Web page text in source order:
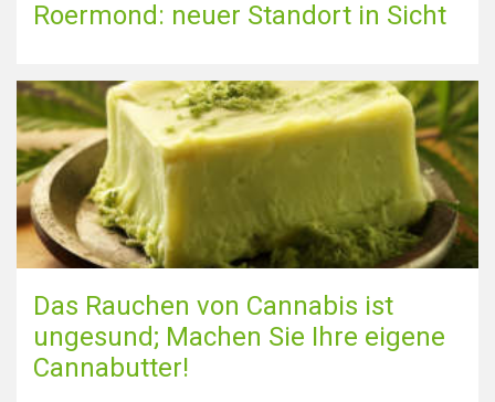
Roermond: neuer Standort in Sicht
Das Rauchen von Cannabis ist
ungesund; Machen Sie Ihre eigene
Cannabutter!